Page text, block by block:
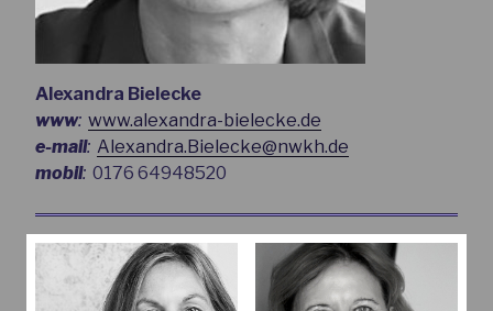
Alexandra Bielecke
www: www.alexandra-bielecke.de
e-mail: Alexandra.Bielecke@nwkh.de
mobil: 0176 64948520